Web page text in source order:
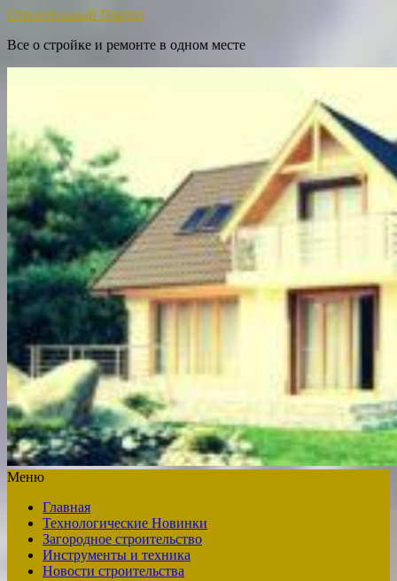
Строительный Портал
Все о стройке и ремонте в одном месте
Меню
Главная
Технологические Новинки
Загородное строительство
Инструменты и техника
Новости строительства